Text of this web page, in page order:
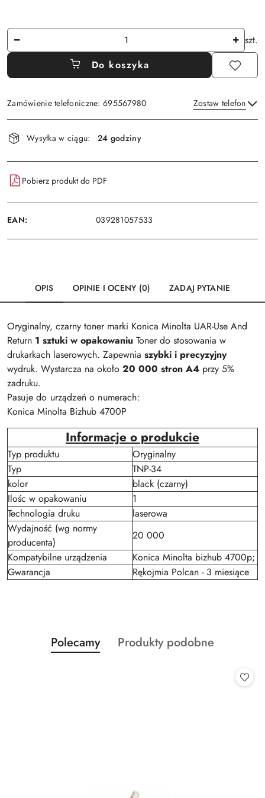
Ilość
szt.
Do koszyka
Zamówienie telefoniczne: 695567980 Zostaw telefon
Dostępność
i
dostawa
Wysyłka w ciągu: 24 godziny
Pobierz produkt do PDF
EAN: 039281057533
OPIS OPINIE I OCENY (0) ZADAJ PYTANIE
Oryginalny, czarny toner marki Konica Minolta UAR-Use And
Return 1 sztuki w opakowaniu Toner do stosowania w
drukarkach laserowych. Zapewnia szybki i precyzyjny
wydruk. Wystarcza na około 20 000 stron A4 przy 5%
zadruku.
Pasuje do urządzeń o numerach:
Konica Minolta Bizhub 4700P
Informacje o produkcie
Typ produktu
Oryginalny
Typ
TNP-34
kolor
black (czarny)
Ilośc w opakowaniu
1
Technologia druku
laserowa
Wydajność (wg normy
producenta)
20 000
Kompatybilne urządzenia
Konica Minolta bizhub 4700p;
Gwarancja
Rękojmia Polcan - 3 miesiące
Pomiń karuzelę produktów
Produkty
o
Polecamy
Produkty
Produkty podobne